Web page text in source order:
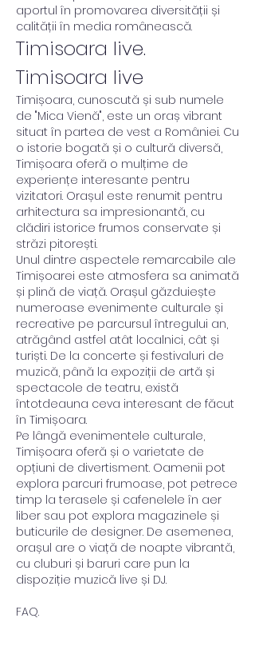
aportul în promovarea diversității și
calității în media românească.
Timisoara live.
Timisoara live
Timișoara, cunoscută și sub numele
de "Mica Vienă", este un oraș vibrant
situat în partea de vest a României. Cu
o istorie bogată și o cultură diversă,
Timișoara oferă o mulțime de
experiențe interesante pentru
vizitatori. Orașul este renumit pentru
arhitectura sa impresionantă, cu
clădiri istorice frumos conservate și
străzi pitorești.
Unul dintre aspectele remarcabile ale
Timișoarei este atmosfera sa animată
și plină de viață. Orașul găzduiește
numeroase evenimente culturale și
recreative pe parcursul întregului an,
atrăgând astfel atât localnici, cât și
turiști. De la concerte și festivaluri de
muzică, până la expoziții de artă și
spectacole de teatru, există
întotdeauna ceva interesant de făcut
în Timișoara.
Pe lângă evenimentele culturale,
Timișoara oferă și o varietate de
opțiuni de divertisment. Oamenii pot
explora parcuri frumoase, pot petrece
timp la terasele și cafenelele în aer
liber sau pot explora magazinele și
buticurile de designer. De asemenea,
orașul are o viață de noapte vibrantă,
cu cluburi și baruri care pun la
dispoziție muzică live și DJ.
FAQ.